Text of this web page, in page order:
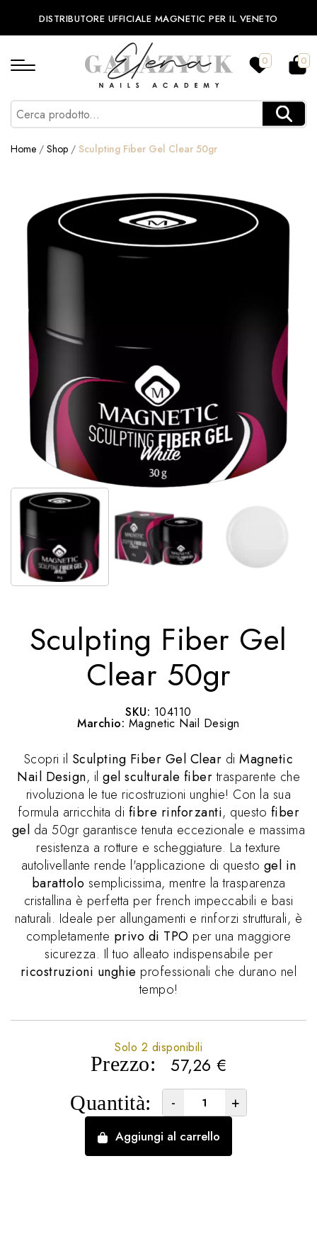
DISTRIBUTORE UFFICIALE MAGNETIC PER IL VENETO
0 0
Home / Shop / Sculpting Fiber Gel Clear 50gr
Sculpting Fiber Gel
Clear 50gr
SKU: 104110
Marchio: Magnetic Nail Design
Scopri il Sculpting Fiber Gel Clear diMagnetic
Nail Design, il gel sculturale fibertrasparente che
rivoluziona le tue ricostruzioni unghie! Con la sua
formula arricchita di fibre rinforzanti, questo fiber
gel da 50gr garantisce tenuta eccezionale e massima
resistenza a rotture e scheggiature. La texture
autolivellante rende l'applicazione di questo gel in
barattolo semplicissima, mentre la trasparenza
cristallina è perfetta per french impeccabili e basi
naturali. Ideale per allungamenti e rinforzi strutturali, è
completamente privo di TPO per una maggiore
sicurezza. Il tuo alleato indispensabile per
ricostruzioni unghie professionali che durano nel
tempo!
Prezzo: 57,26 €
Solo 2 disponibili
Quantità: - +
Aggiungi al carrello